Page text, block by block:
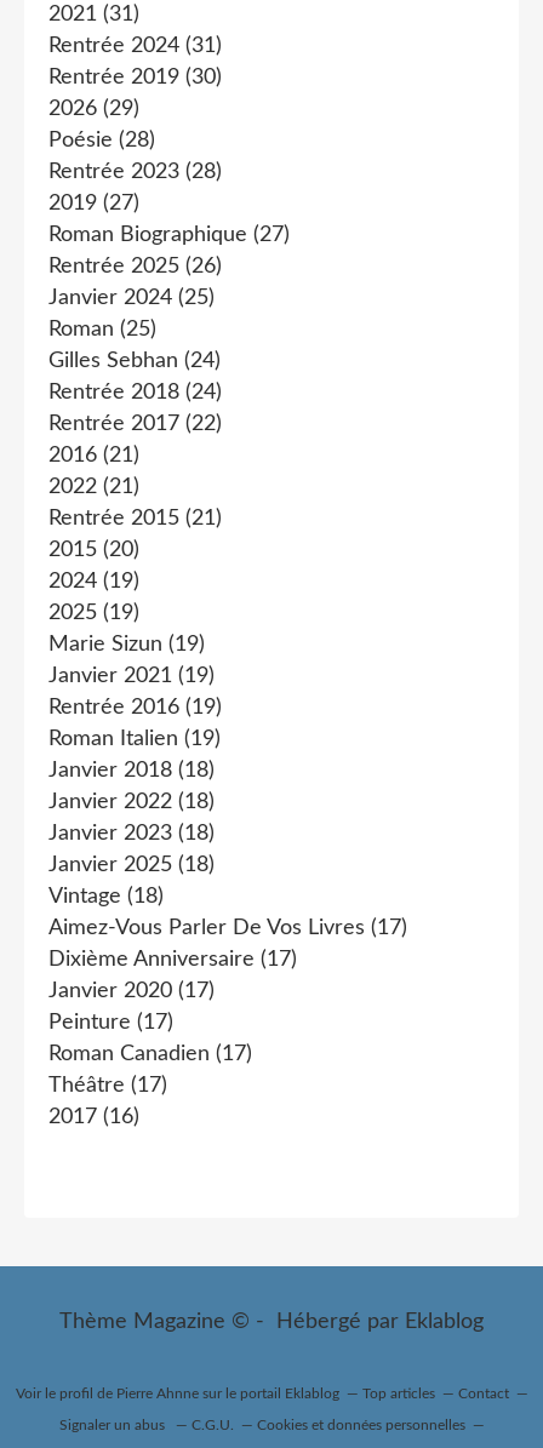
2021 (31)
Rentrée 2024 (31)
Rentrée 2019 (30)
2026 (29)
Poésie (28)
Rentrée 2023 (28)
2019 (27)
Roman Biographique (27)
Rentrée 2025 (26)
Janvier 2024 (25)
Roman (25)
Gilles Sebhan (24)
Rentrée 2018 (24)
Rentrée 2017 (22)
2016 (21)
2022 (21)
Rentrée 2015 (21)
2015 (20)
2024 (19)
2025 (19)
Marie Sizun (19)
Janvier 2021 (19)
Rentrée 2016 (19)
Roman Italien (19)
Janvier 2018 (18)
Janvier 2022 (18)
Janvier 2023 (18)
Janvier 2025 (18)
Vintage (18)
Aimez-Vous Parler De Vos Livres (17)
Dixième Anniversaire (17)
Janvier 2020 (17)
Peinture (17)
Roman Canadien (17)
Théâtre (17)
2017 (16)
Thème Magazine © - Hébergé par Eklablog
Voir le profil de Pierre Ahnnesur le portail Eklablog Top articles Contact
Signaler un abus C.G.U. Cookies et données personnelles